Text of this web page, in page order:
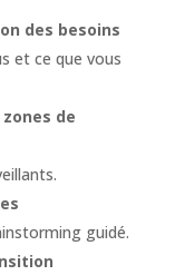
des besoins
et ce que vous
de
guidé.